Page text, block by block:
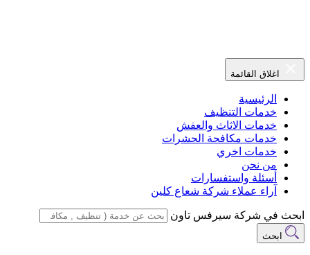
اغلاق القائمة
الرئيسية
خدمات التنظيف
خدمات الاثاث والعفش
خدمات مكافحة الحشرات
خدمات اخري
من نحن
أسئلة واستفسارات
آراء عملاء شركة شعاع كلين
ابحث في شركة سيرفس تاون
ابحث